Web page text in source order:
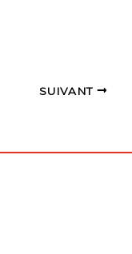
SUIVANT